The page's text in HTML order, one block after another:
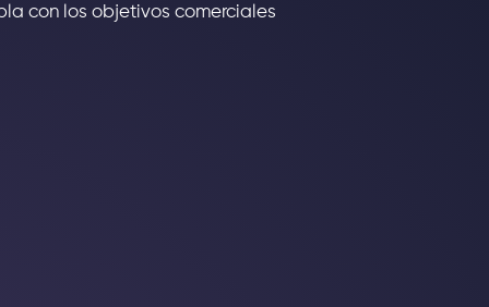
con los objetivos comerciales